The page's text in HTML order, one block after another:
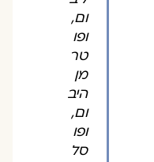
ום,
ופו
טר
מן
היב
ום,
ופו
סל